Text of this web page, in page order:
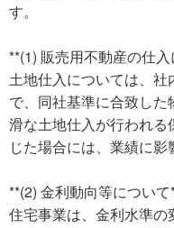
す。
**(1) 販売用不動産の仕
土地仕入については、
で、同社基準に合致し
滑な土地仕入が行われ
じた場合には、業績に影
**(2) 金利動向等について
住宅事業は、金利水準の